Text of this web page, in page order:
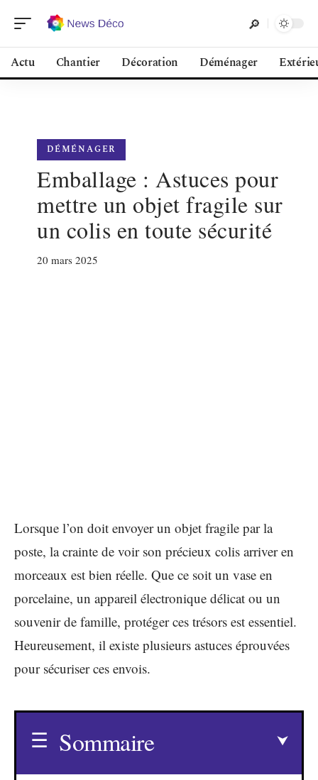
Actu Chantier Décoration Déménager
DÉMÉNAGER
Emballage : Astuces pour
mettre un objet fragile sur
un colis en toute sécurité
20 mars 2025
Lorsque l’on doit envoyer un objet fragile par la
poste, la crainte de voir son précieux colis arriver en
morceaux est bien réelle. Que ce soit un vase en
porcelaine, un appareil électronique délicat ou un
souvenir de famille, protéger ces trésors est essentiel.
Heureusement, il existe plusieurs astuces éprouvées
pour sécuriser ces envois.
Sommaire